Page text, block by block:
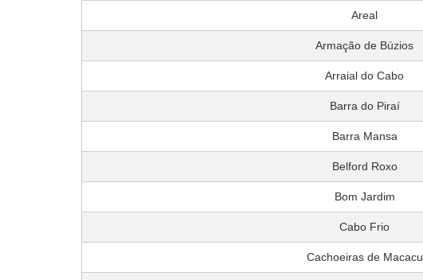
Areal
Armação de Búzios
Arraial do Cabo
Barra do Piraí
Barra Mansa
Belford Roxo
Bom Jardim
Cabo Frio
Cachoeiras de Macacu